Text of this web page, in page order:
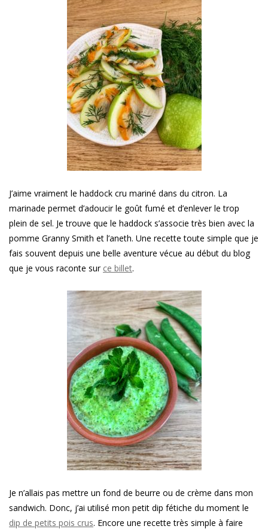
J’aime vraiment le haddock cru mariné dans du citron. La
marinade permet d’adoucir le goût fumé et d’enlever le trop
plein de sel. Je trouve que le haddock s’associe très bien avec la
pomme Granny Smith et l’aneth. Une recette toute simple que je
fais souvent depuis une belle aventure vécue au début du blog
que je vous raconte sur ce billet.
Je n’allais pas mettre un fond de beurre ou de crème dans mon
sandwich. Donc, j’ai utilisé mon petit dip fétiche du moment le
dip de petits pois crus. Encore une recette très simple à faire